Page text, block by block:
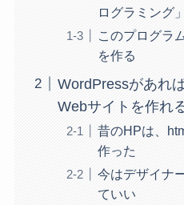
ログラミング」
このプログラ
を作る
WordPressがあれ
Webサイトを作れ
昔のHPは、
作った
今はデザイナ
ていい